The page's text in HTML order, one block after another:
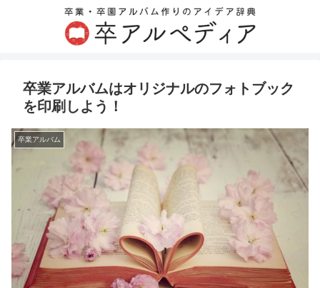
卒業アルバムはオリジナルのフォトブック
を印刷しよう！
卒業アルバム